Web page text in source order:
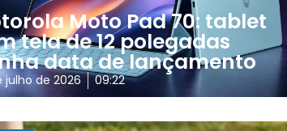
Moto Pad 70: tablet
tela de 12 polegadas
data de lançamento
julho de 2026 09:22